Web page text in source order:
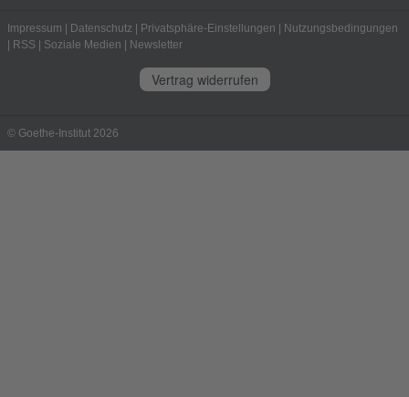
Impressum | Datenschutz | Privatsphäre-Einstellungen | Nutzungsbedingungen
| RSS | Soziale Medien | Newsletter
Vertrag widerrufen
© Goethe-Institut 2026